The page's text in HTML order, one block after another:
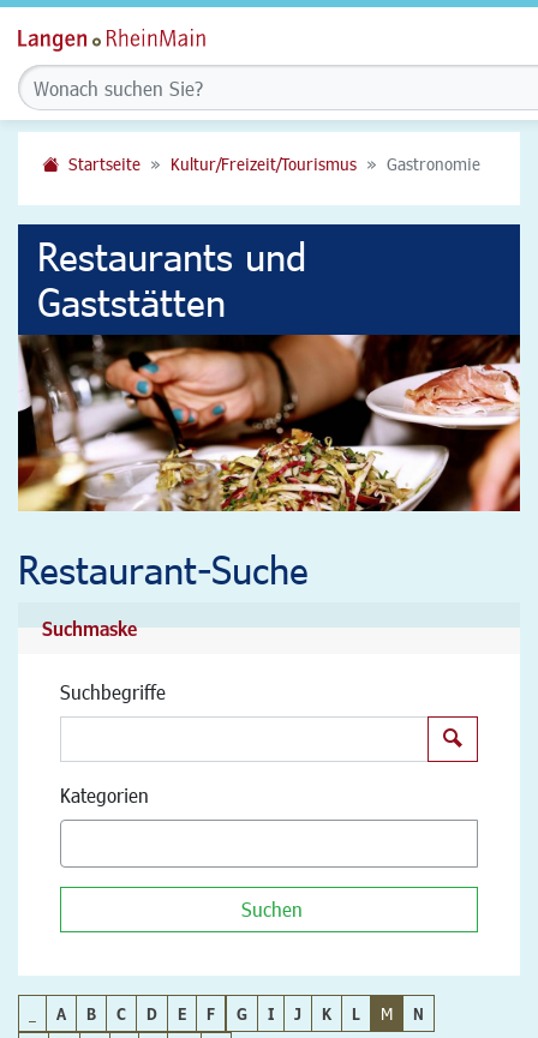
Startseite Kultur/Freizeit/Tourismus Gastronomie
Restaurants und
Gaststätten
Restaurant-Suche
Suchmaske
Suchbegriffe
Kategorien
Suchen
A B C D E F G I J K L M
N